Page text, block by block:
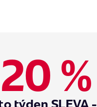
%
týden SLEVA -